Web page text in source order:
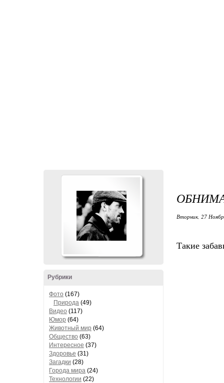
Рубрики
Фото (167)
Природа (49)
Видео (117)
Юмор (64)
Животный мир (64)
Общество (63)
Интересное (37)
Здоровье (31)
Загадки (28)
Города мира (24)
Технологии (22)
Вторник, 27
Такие